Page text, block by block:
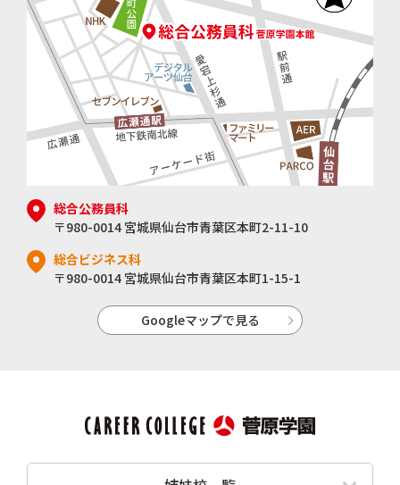
総合公務員科
〒980-0014 宮城県仙台市青葉区本町2-11-10
総合ビジネス科
〒980-0014 宮城県仙台市青葉区本町1-15-1
Googleマップで見る